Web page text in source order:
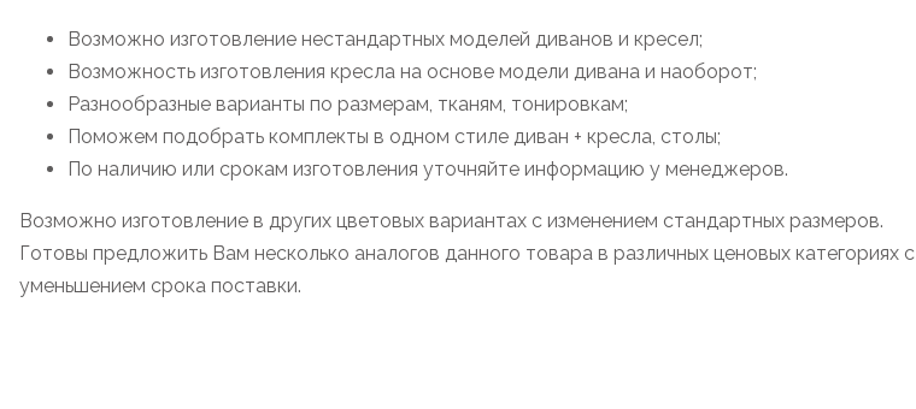
Возможно изготовление нестандартных моделей диванов и кресел;
Возможность изготовления кресла на основе модели дивана и наоборот;
Разнообразные варианты по размерам, тканям, тонировкам;
Поможем подобрать комплекты в одном стиле диван + кресла, столы;
По наличию или срокам изготовления уточняйте информацию у менеджеров.
Возможно изготовление в других цветовых вариантах с изменением стандартных размеров.
Готовы предложить Вам несколько аналогов данного товара в различных ценовых категориях с
уменьшением срока поставки.